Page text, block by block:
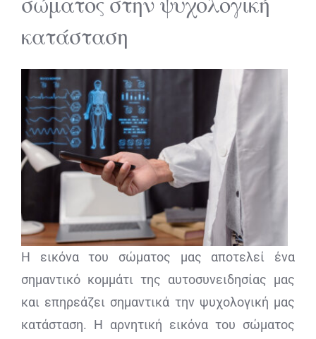
κατάσταση
Η εικόνα του σώματος μας αποτελεί ένα
σημαντικό κομμάτι της αυτοσυνειδησίας μας
και επηρεάζει σημαντικά την ψυχολογική μας
κατάσταση. Η αρνητική εικόνα του σώματος